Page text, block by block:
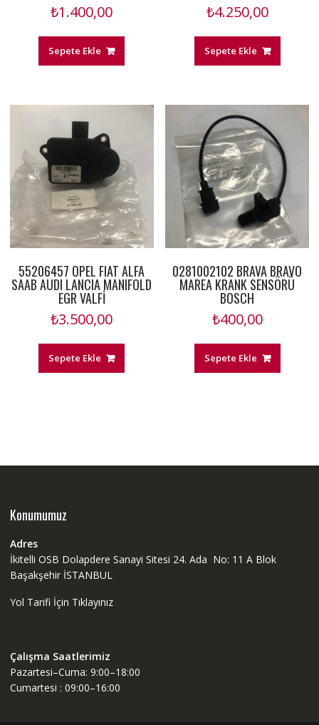
₺1.400,00
Sepete Ekle
₺4.250,00
Sepete Ekle
55206457 OPEL FIAT ALFA
SAAB AUDI LANCIA MANIFOLD
EGR VALFİ
₺3.500,00
Sepete Ekle
0281002102 BRAVA BRAVO
MAREA KRANK SENSÖRÜ
BOSCH
₺400,00
Sepete Ekle
Konumumuz
Adres
İkitelli OSB Dolapdere Sanayi Sitesi 24. Ada No: 11 A Blok
Başakşehir İSTANBUL
Yol Tarifi İçin Tıklayınız
Çalışma Saatlerimiz
Pazartesi–Cuma: 9:00–18:00
Cumartesi : 09:00–16:00